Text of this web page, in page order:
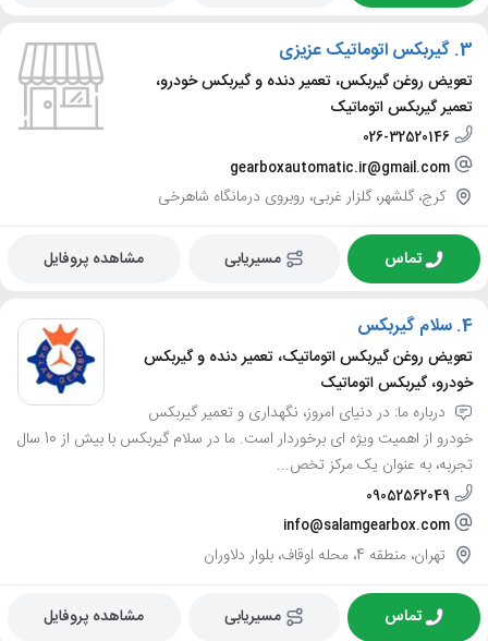
3. گیربکس اتوماتیک عزیزی
تعویض روغن گیربکس، تعمیر دنده و گیربکس خودرو،
تعمیر گیربکس اتوماتیک
026-32520146
gearboxautomatic.ir@gmail.com
کرج، گلشهر، گلزار غربی، روبروی درمانگاه شاهرخی
تماس مسیریابی مشاهده پروفایل
4. سلام گیربکس
تعویض روغن گیربکس اتوماتیک، تعمیر دنده و گیربکس
خودرو، گیربکس اتوماتیک
درباره ما: در دنیای امروز، نگهداری و تعمیر گیربکس
خودرو از اهمیت ویژه ای برخوردار است. ما در سلام گیربکس با بیش از 10 سال
تجربه، به عنوان یک مرکز تخص...
09052562049
info@salamgearbox.com
تهران، منطقه 4، محله اوقاف، بلوار دلاوران
تماس مسیریابی مشاهده پروفایل